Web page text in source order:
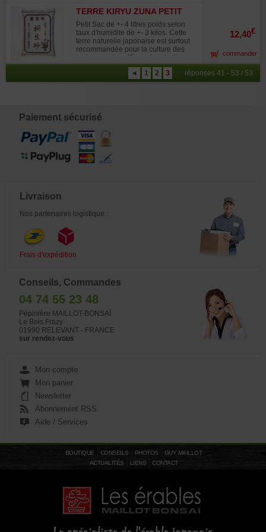
kokedama boule composée de terre
akadama sur laquelle on plante des
vivaces ou petits arbustes. Pour
maintenir l'ensemble on peut utiliser
du grillage très fin ou du fil de pêche.
autres espèces et ou en mélange
avec de l'akadama.
TERRE KIRYU ZUNA PETIT
SAC 4L
Petit Sac de +- 4 litres poids selon
taux d'humidite de +- 3 kilos. Cette
terre naturelle japonaise est surtout
recommandée pour la culture des
juniperus et conifères. Aussi utile
comme couche de drainage pour les
autres espèces et ou en mélange
avec de l'akadama.
12,40€
commander
◄ 1 2 3 réponses 41 - 53 / 53
Paiement sécurisé
Livraison
Nos partenaires logistique :
Frais d'expédition
Conseils, Commandes
04 74 55 23 48
Pépinière MAILLOT-BONSAÏ
Le Bois Frazy
01990 RELEVANT - FRANCE
sur rendez-vous
Mon compte
Mon panier
Newsletter
Abonnement RSS
Aide / Services
BOUTIQUE CONSEILS PHOTOS
GUY MAILLOT
ACTUALITÉS
LIENS CONTACT